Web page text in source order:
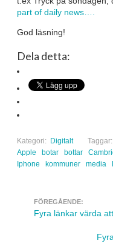
part of daily news….
God läsning!
Dela detta:
Kategori: Digitalt
Taggar:
Apple
botar bottar
Iphone
kommuner media
Navigera inlägg
FÖREGÅENDE:
Fyra länkar värda